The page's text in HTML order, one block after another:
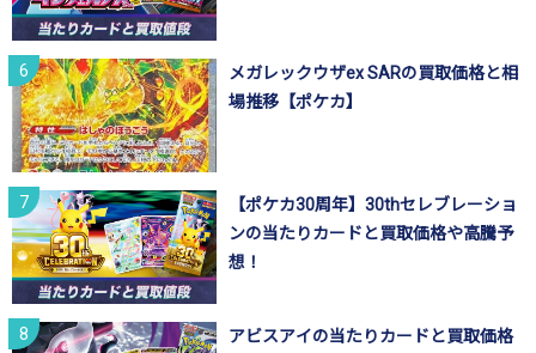
メガレックウザex SARの買取価格と相
場推移【ポケカ】
【ポケカ30周年】30thセレブレーショ
ンの当たりカードと買取価格や高騰予
想！
アビスアイの当たりカードと買取価格